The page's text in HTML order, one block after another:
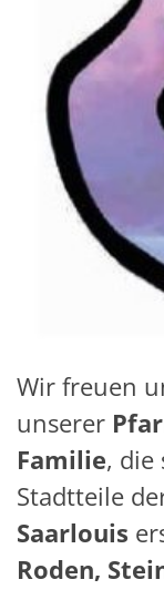
Wir freuen
unserer
Familie, die
Stadtteile
Saarlouis
Roden,